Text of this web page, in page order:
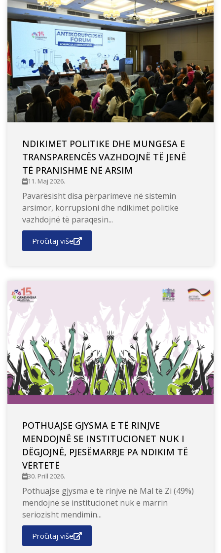
NDIKIMET POLITIKE DHE MUNGESA E
TRANSPARENCËS VAZHDOJNË TË JENË
TË PRANISHME NË ARSIM
11. Maj 2026.
Pavarësisht disa përparimeve në sistemin
arsimor, korrupsioni dhe ndikimet politike
vazhdojnë të paraqesin...
Pročitaj više
POTHUAJSE GJYSMA E TË RINJVE
MENDOJNË SE INSTITUCIONET NUK I
DËGJOJNË, PJESËMARRJE PA NDIKIM TË
VËRTETË
30. Prill 2026.
Pothuajse gjysma e të rinjve në Mal të Zi (49%)
mendojnë se institucionet nuk e marrin
seriozisht mendimin...
Pročitaj više